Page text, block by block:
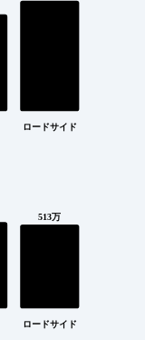
ロードサイド
513万
ロードサイド